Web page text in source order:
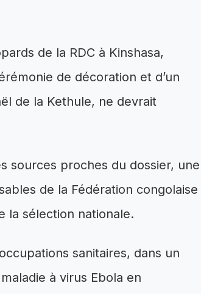
de la RDC à Kinshasa,
de décoration et d’un
de la Kethule, ne devrait
sources proches du dossier, une
de la Fédération congolaise
la sélection nationale.
sanitaires, dans un
à virus Ebola en